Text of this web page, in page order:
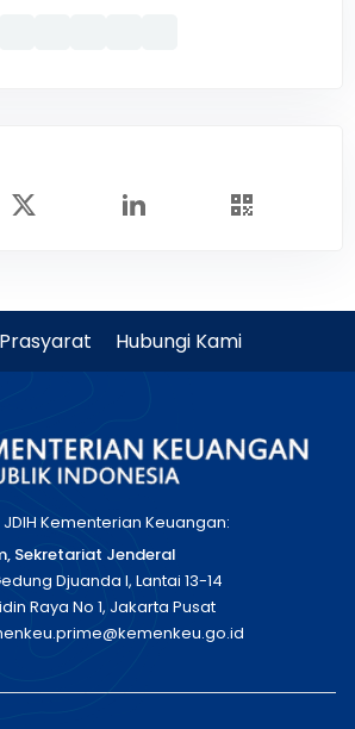
Prasyarat Hubungi Kami
Kementerian Keuangan:
Sekretariat Jenderal
Djuanda I, Lantai 13-14
Raya No 1, Jakarta Pusat